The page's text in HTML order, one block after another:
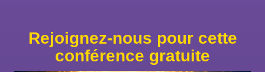
Rejoignez-nous pour cette
conférence gratuite